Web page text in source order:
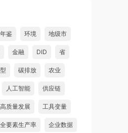
鉴 环境 地级市
金融 DID 省
碳排放 农业
人工智能 供应链
高质量发展 工具变量
全要素生产率 企业数据